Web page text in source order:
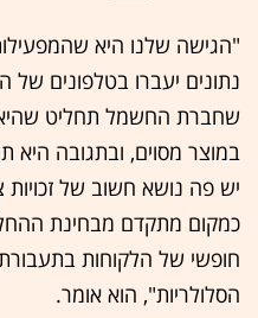
"הגישה שלנו היא
נתונים יעברו בטלפונים
שחברת החשמל תחליט
במוצר מסוים, ובתגובה
יש פה נושא חשוב של זכויות
כמקום מתקדם מבחינת
חופשי של הלקוחות
הסלולריות", הוא אומר.